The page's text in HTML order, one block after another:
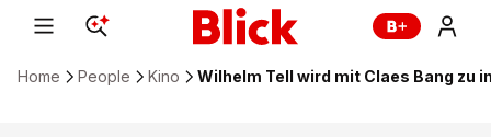
Home People Kino Wilhelm Tell wird mit Claes Bang zu